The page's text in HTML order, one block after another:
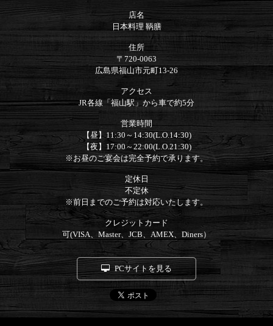
店名
日本料理 鞆膳
住所
〒720-0063
広島県福山市元町13-26
アクセス
JR各線「福山駅」から車で約5分
営業時間
【昼】11:30～14:30(L.O.14:30)
【夜】17:00～22:00(L.O.21:30)
※お昼のご宴会は完全予約で承ります。
定休日
不定休
※前日までのご予約は対応いたします。
クレジットカード
可(VISA、Master、JCB、AMEX、Diners）
PCサイトを見る